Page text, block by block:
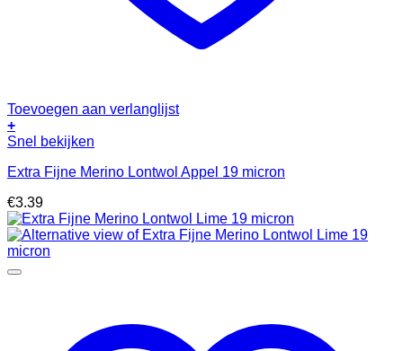
Toevoegen aan verlanglijst
+
Snel bekijken
Extra Fijne Merino Lontwol Appel 19 micron
€3.39